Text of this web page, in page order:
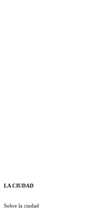
LA CIUDAD
Sobre la ciudad